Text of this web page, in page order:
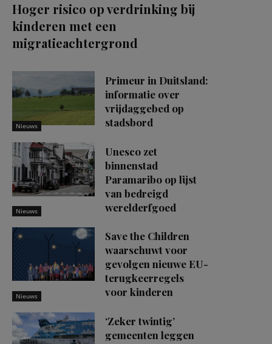
Hoger risico op verdrinking bij
kinderen met een
migratieachtergrond
Nieuws
Primeur in Duitsland:
informatie over
vrijdaggebed op
stadsbord
Nieuws
Unesco zet
binnenstad
Paramaribo op lijst
van bedreigd
werelderfgoed
Nieuws
Save the Children
waarschuwt voor
gevolgen nieuwe EU-
terugkeerregels
voor kinderen
‘Zeker twintig’
gemeenten leggen